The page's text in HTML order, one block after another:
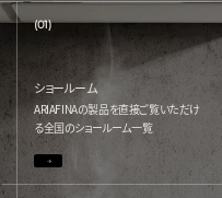
(01)
ショールーム
ARIAFINAの製品を直接ご覧いただけ
る全国のショールーム一覧